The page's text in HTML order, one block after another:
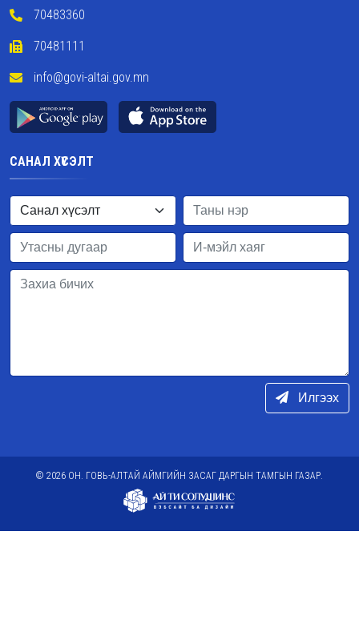
70483360
70481111
info@govi-altai.gov.mn
САНАЛ ХҮСЭЛТ
Илгээх
© 2026 ОН. ГОВЬ-АЛТАЙ АЙМГИЙН ЗАСАГ ДАРГЫН ТАМГЫН ГАЗАР.